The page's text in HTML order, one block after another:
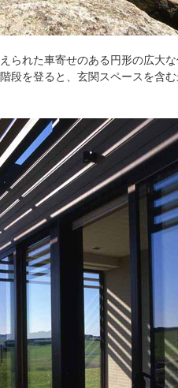
られた車寄せのある円形の広大
段を登ると、玄関スペースを含